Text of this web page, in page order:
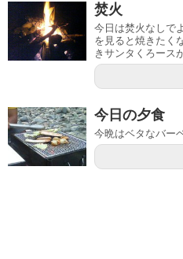
焚火
今日は焚火なしで
を見ると焼きたく
きサンタくろース
今日の夕食
今晩はベタなバー